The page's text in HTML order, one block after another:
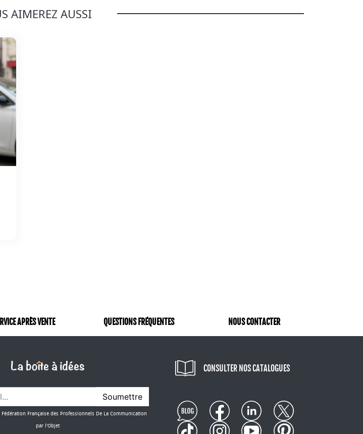
AIMEREZ AUSSI
APRÈS VENTE QUESTIONS FRÉQUENTES NOUS CONTACTER
Soumettre
Fédération Française des Professionnels De La Communication
par l'Objet
CONSULTER NOS CATALOGUES